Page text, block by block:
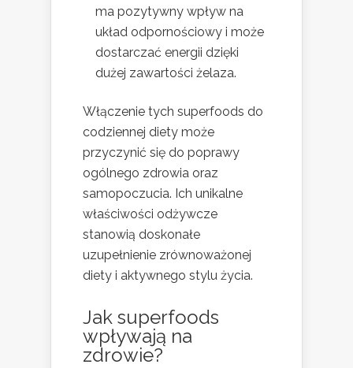
ma pozytywny wpływ na
układ odpornościowy i może
dostarczać energii dzięki
dużej zawartości żelaza.
Włączenie tych superfoods do
codziennej diety może
przyczynić się do poprawy
ogólnego zdrowia oraz
samopoczucia. Ich unikalne
właściwości odżywcze
stanowią doskonałe
uzupełnienie zrównoważonej
diety i aktywnego stylu życia.
Jak superfoods
wpływają na
zdrowie?